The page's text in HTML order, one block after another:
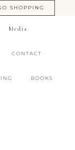
SHOPPING
Media
CONTACT
BOOKS